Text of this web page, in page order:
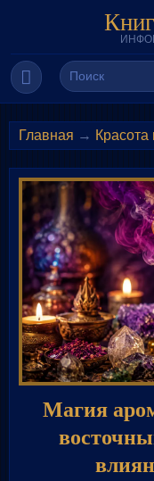
Главная → Красота
Магия